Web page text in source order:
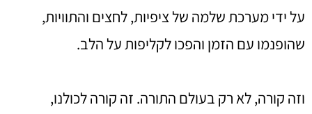
על ידי מערכת שלמה של ציפיות, לחצים והתוויות,
שהופנמו עם הזמן והפכו לקליפות על הלב.
וזה קורה, לא רק בעולם התורה. זה קורה לכולנו,